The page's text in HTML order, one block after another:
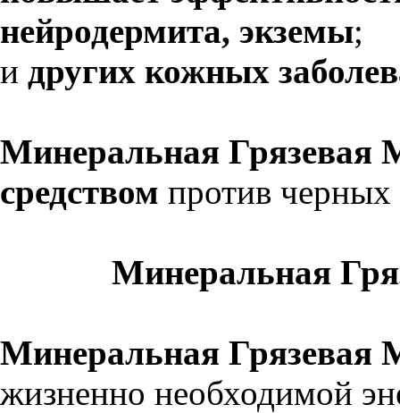
нейродермита, экземы;
и других кожных
Минеральная Грязевая
средством против черных
Минеральная
Минеральная Грязевая
жизненно необходимой